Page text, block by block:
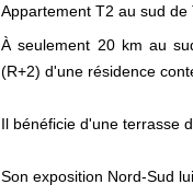
Appartement T2 au sud
À seulement 20 km au
(R+2) d'une résidence
Il bénéficie d'une terrasse
Son exposition Nord-Sud